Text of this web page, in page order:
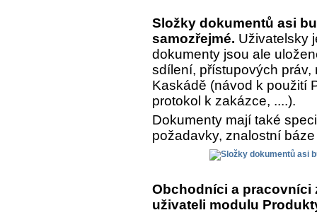
Složky dokumentů asi
samozřejmé. Uživatelsky
dokumenty jsou ale
sdílení, přístupových
Kaskádě (návod k použití
protokol k zakázce, ....).
Dokumenty mají také
požadavky, znalostní
Obchodníci a
uživateli modulu